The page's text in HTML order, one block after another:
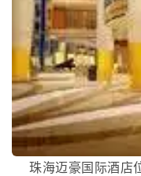
珠海迈豪国际酒店